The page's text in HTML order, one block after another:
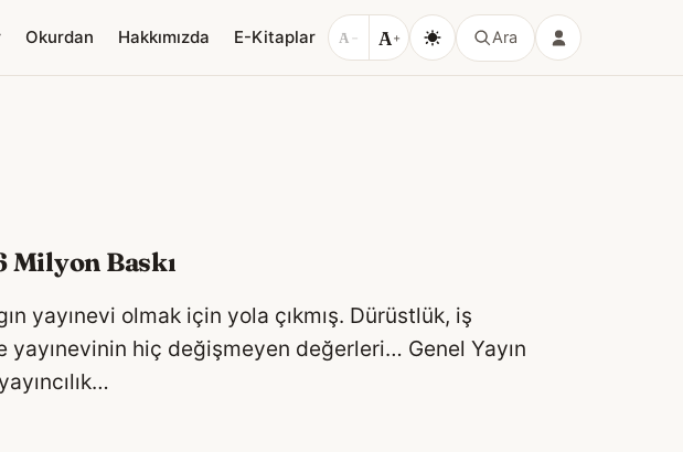
Okurdan Hakkımızda E-Kitaplar A − A+ Ara
Milyon Baskı
yayınevi olmak için yola çıkmış. Dürüstlük, iş
hiç değişmeyen değerleri… Genel Yayın